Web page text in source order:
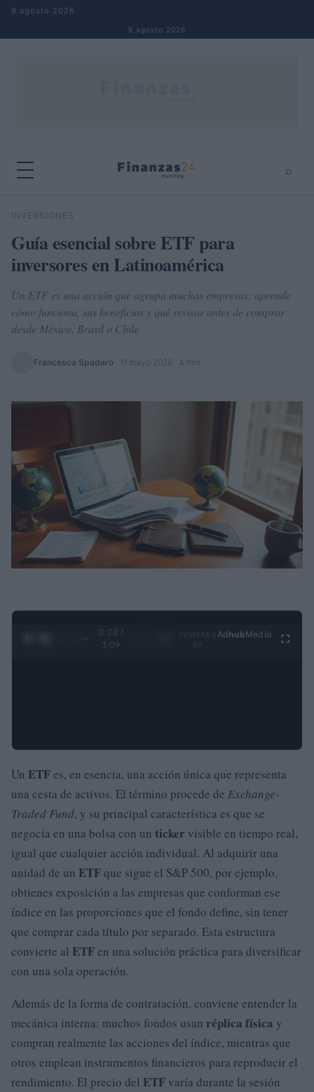
Saltar al contenido
9 agosto 2026
9 agosto 2026
⌕
Buscar
INVERSIONES
Guía esencial sobre ETF para
inversores en Latinoamérica
Un ETF es una acción que agrupa muchas empresas; aprende
cómo funciona, sus beneficios y qué revisar antes de comprar
desde México, Brasil o Chile
Francesca Spadaro 11 mayo 2026 · 4 min
0:29 /
3:09
Ad hubMedia
Un ETFes, en esencia, una acción única que representa
una cesta de activos. El término procede de Exchange-
Traded Fund, y su principal característica es que se
negocia en una bolsa con un ticker visible en tiempo real,
igual que cualquier acción individual. Al adquirir una
unidad de un ETFque sigue el S&P 500, por ejemplo,
obtienes exposición a las empresas que conforman ese
índice en las proporciones que el fondo define, sin tener
que comprar cada título por separado. Esta estructura
convierte al ETFen una solución práctica para diversificar
con una sola operación.
Además de la forma de contratación, conviene entender la
mecánica interna: muchos fondos usan réplica física y
compran realmente las acciones del índice, mientras que
otros emplean instrumentos financieros para reproducir el
rendimiento. El precio del ETF varía durante la sesión